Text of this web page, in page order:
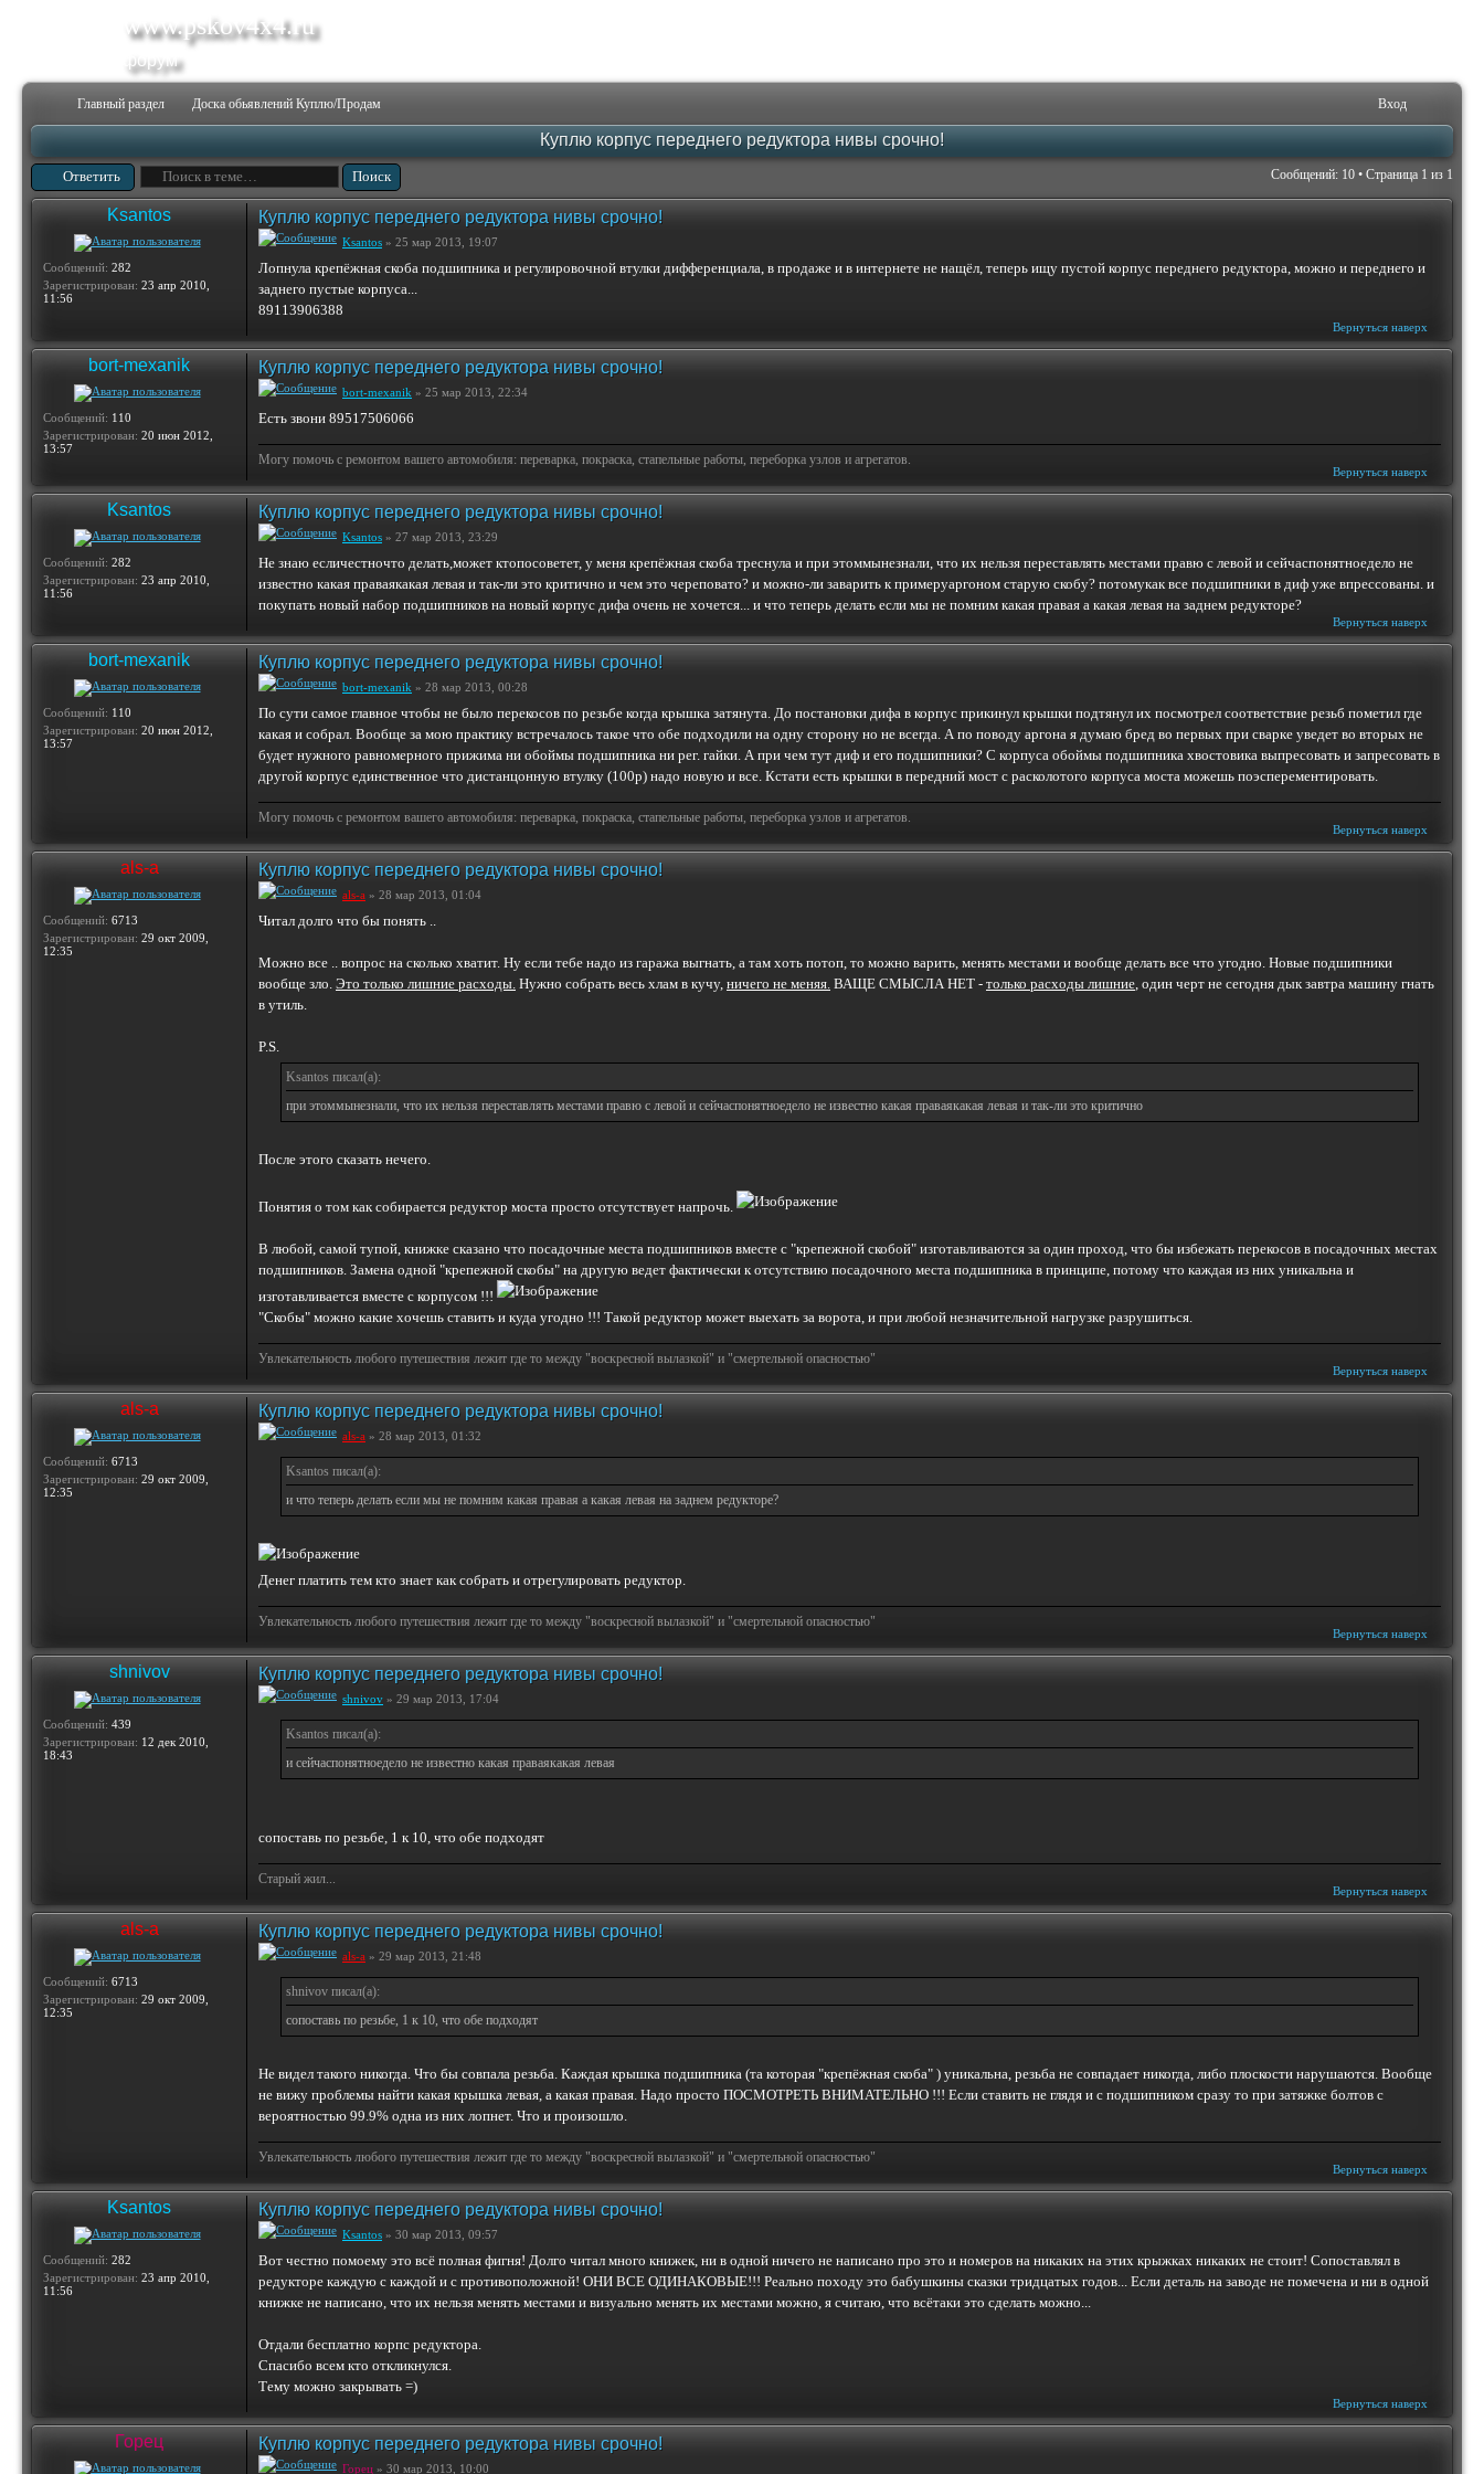
www.pskov4x4.ru
форум
Главный раздел Доска обьявлений Куплю/Продам Вход
Куплю корпус переднего редуктора нивы срочно!
Ответить Сообщений: 10 • Страница 1 из 1
Ksantos
Сообщений: 282
Зарегистрирован: 23 апр 2010,
11:56
Куплю корпус переднего редуктора нивы срочно!
Ksantos » 25 мар 2013, 19:07
Лопнула крепёжная скоба подшипника и регулировочной втулки дифференциала, в продаже и в интернете не нащёл, теперь ищу пустой корпус переднего редуктора, можно и переднего и
заднего пустые корпуса...
89113906388
Вернуться наверх
bort-mexanik
Сообщений: 110
Зарегистрирован: 20 июн 2012,
13:57
Куплю корпус переднего редуктора нивы срочно!
bort-mexanik » 25 мар 2013, 22:34
Есть звони 89517506066
Могу помочь с ремонтом вашего автомобиля: переварка, покраска, стапельные работы, переборка узлов и агрегатов.
Вернуться наверх
Ksantos
Сообщений: 282
Зарегистрирован: 23 апр 2010,
11:56
Куплю корпус переднего редуктора нивы срочно!
Ksantos » 27 мар 2013, 23:29
Не знаю есличестночто делать,может ктопосоветет, у меня крепёжная скоба треснула и при этоммынезнали, что их нельзя переставлять местами правю с левой и сейчаспонятноедело не
известно какая праваякакая левая и так-ли это критично и чем это череповато? и можно-ли заварить к примеруаргоном старую скобу? потомукак все подшипники в диф уже впрессованы. и
покупать новый набор подшипников на новый корпус дифа очень не хочется... и что теперь делать если мы не помним какая правая а какая левая на заднем редукторе?
Вернуться наверх
bort-mexanik
Сообщений: 110
Зарегистрирован: 20 июн 2012,
13:57
Куплю корпус переднего редуктора нивы срочно!
bort-mexanik » 28 мар 2013, 00:28
По сути самое главное чтобы не было перекосов по резьбе когда крышка затянута. До постановки дифа в корпус прикинул крышки подтянул их посмотрел соответствие резьб пометил где
какая и собрал. Вообще за мою практику встречалось такое что обе подходили на одну сторону но не всегда. А по поводу аргона я думаю бред во первых при сварке уведет во вторых не
будет нужного равномерного прижима ни обоймы подшипника ни рег. гайки. А при чем тут диф и его подшипники? С корпуса обоймы подшипника хвостовика выпресовать и запресовать в
другой корпус единственное что дистанцонную втулку (100р) надо новую и все. Кстати есть крышки в передний мост с расколотого корпуса моста можешь поэсперементировать.
Могу помочь с ремонтом вашего автомобиля: переварка, покраска, стапельные работы, переборка узлов и агрегатов.
Вернуться наверх
als-a
Сообщений: 6713
Зарегистрирован: 29 окт 2009,
12:35
Куплю корпус переднего редуктора нивы срочно!
als-a » 28 мар 2013, 01:04
Читал долго что бы понять ..
Можно все .. вопрос на сколько хватит. Ну если тебе надо из гаража выгнать, а там хоть потоп, то можно варить, менять местами и вообще делать все что угодно. Новые подшипники
вообще зло. Это только лишние расходы. Нужно собрать весь хлам в кучу, ничего не меняя. ВАЩЕ СМЫСЛА НЕТ - только расходы лишние, один черт не сегодня дык завтра машину гнать
в утиль.
P.S.
Ksantos писал(а):
при этоммынезнали, что их нельзя переставлять местами правю с левой и сейчаспонятноедело не известно какая праваякакая левая и так-ли это критично
После этого сказать нечего.
Понятия о том как собирается редуктор моста просто отсутствует напрочь.
В любой, самой тупой, книжке сказано что посадочные места подшипников вместе с "крепежной скобой" изготавливаются за один проход, что бы избежать перекосов в посадочных местах
подшипников. Замена одной "крепежной скобы" на другую ведет фактически к отсутствию посадочного места подшипника в принципе, потому что каждая из них уникальна и
изготавливается вместе с корпусом !!!
"Скобы" можно какие хочешь ставить и куда угодно !!! Такой редуктор может выехать за ворота, и при любой незначительной нагрузке разрушиться.
Увлекательность любого путешествия лежит где то между "воскресной вылазкой" и "смертельной опасностью"
Вернуться наверх
als-a
Сообщений: 6713
Зарегистрирован: 29 окт 2009,
12:35
Куплю корпус переднего редуктора нивы срочно!
als-a » 28 мар 2013, 01:32
Ksantos писал(а):
и что теперь делать если мы не помним какая правая а какая левая на заднем редукторе?
Денег платить тем кто знает как собрать и отрегулировать редуктор.
Увлекательность любого путешествия лежит где то между "воскресной вылазкой" и "смертельной опасностью"
Вернуться наверх
shnivov
Сообщений: 439
Зарегистрирован: 12 дек 2010,
18:43
Куплю корпус переднего редуктора нивы срочно!
shnivov » 29 мар 2013, 17:04
Ksantos писал(а):
и сейчаспонятноедело не известно какая праваякакая левая
сопоставь по резьбе, 1 к 10, что обе подходят
Старый жил...
Вернуться наверх
als-a
Сообщений: 6713
Зарегистрирован: 29 окт 2009,
12:35
Куплю корпус переднего редуктора нивы срочно!
als-a » 29 мар 2013, 21:48
shnivov писал(а):
сопоставь по резьбе, 1 к 10, что обе подходят
Не видел такого никогда. Что бы совпала резьба. Каждая крышка подшипника (та которая "крепёжная скоба" ) уникальна, резьба не совпадает никогда, либо плоскости нарушаются. Вообще
не вижу проблемы найти какая крышка левая, а какая правая. Надо просто ПОСМОТРЕТЬ ВНИМАТЕЛЬНО !!! Если ставить не глядя и с подшипником сразу то при затяжке болтов с
вероятностью 99.9% одна из них лопнет. Что и произошло.
Увлекательность любого путешествия лежит где то между "воскресной вылазкой" и "смертельной опасностью"
Вернуться наверх
Ksantos
Сообщений: 282
Зарегистрирован: 23 апр 2010,
11:56
Куплю корпус переднего редуктора нивы срочно!
Ksantos » 30 мар 2013, 09:57
Вот честно помоему это всё полная фигня! Долго читал много книжек, ни в одной ничего не написано про это и номеров на никаких на этих крыжках никаких не стоит! Сопоставлял в
редукторе каждую с каждой и с противоположной! ОНИ ВСЕ ОДИНАКОВЫЕ!!! Реально походу это бабушкины сказки тридцатых годов... Если деталь на заводе не помечена и ни в одной
книжке не написано, что их нельзя менять местами и визуально менять их местами можно, я считаю, что всётаки это сделать можно...
Отдали бесплатно корпс редуктора.
Спасибо всем кто откликнулся.
Тему можно закрывать =)
Вернуться наверх
Горец Куплю корпус переднего редуктора нивы срочно!
Горец » 30 мар 2013, 10:00